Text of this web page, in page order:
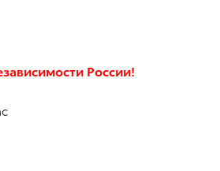
России!